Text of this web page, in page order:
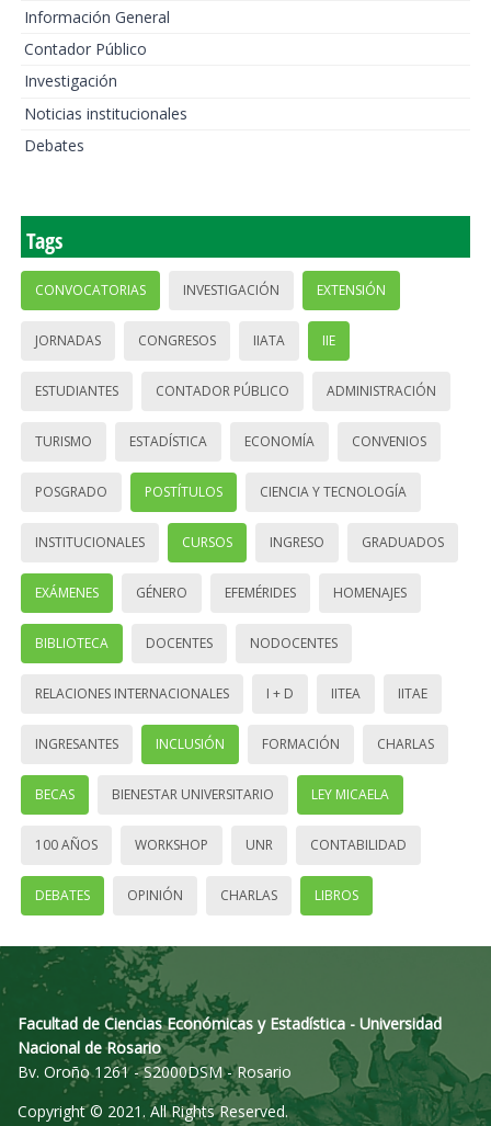
Información General
Contador Público
Investigación
Noticias institucionales
Debates
Tags
CONVOCATORIAS INVESTIGACIÓN EXTENSIÓN
JORNADAS CONGRESOS IIATA IIE
ESTUDIANTES CONTADOR PÚBLICO ADMINISTRACIÓN
TURISMO ESTADÍSTICA ECONOMÍA CONVENIOS
POSGRADO POSTÍTULOS CIENCIA Y TECNOLOGÍA
INSTITUCIONALES CURSOS INGRESO GRADUADOS
EXÁMENES GÉNERO EFEMÉRIDES HOMENAJES
BIBLIOTECA DOCENTES NODOCENTES
RELACIONES INTERNACIONALES I + D IITEA IITAE
INGRESANTES INCLUSIÓN FORMACIÓN CHARLAS
BECAS BIENESTAR UNIVERSITARIO LEY MICAELA
100 AÑOS WORKSHOP UNR CONTABILIDAD
DEBATES OPINIÓN CHARLAS LIBROS
Facultad de Ciencias Económicas y Estadística - Universidad
Nacional de Rosario
Bv. Oroño 1261 - S2000DSM - Rosario
Copyright © 2021. All Rights Reserved.